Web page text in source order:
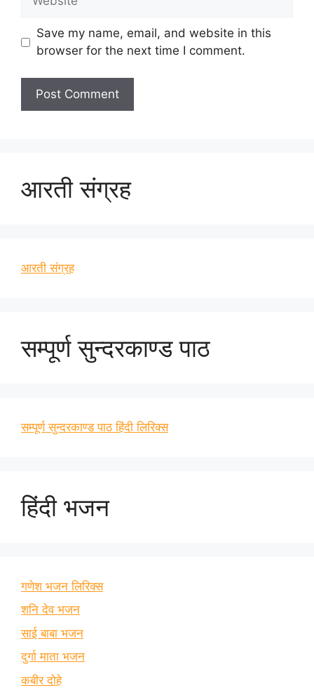
Save my name, email, and website in this
browser for the next time I comment.
आरती संग्रह
आरती संग्रह
सम्पूर्ण सुन्दरकाण्ड पाठ
सम्पूर्ण सुन्दरकाण्ड पाठ हिंदी लिरिक्स
हिंदी भजन
गणेश भजन लिरिक्स
शनि देव भजन
साई बाबा भजन
दुर्गा माता भजन
कबीर दोहे